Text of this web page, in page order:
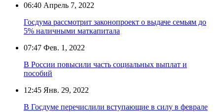
06:40 Апрель 7, 2022
Госдума рассмотрит законопроект о выдаче семьям до
5% наличными маткапитала
07:47 Фев. 1, 2022
В России повысили часть социальных выплат и
пособий
12:45 Янв. 29, 2022
В Госдуме перечислили вступающие в силу в феврале